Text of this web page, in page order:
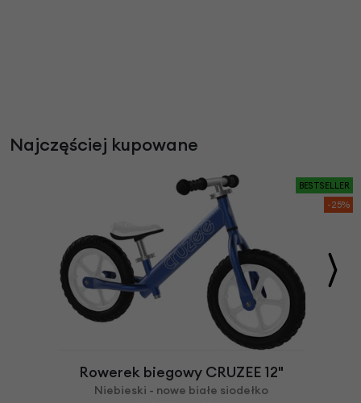
Najczęściej kupowane
BESTSELLER
-25%
Rowerek biegowy CRUZEE 12"
Niebieski - nowe białe siodełko